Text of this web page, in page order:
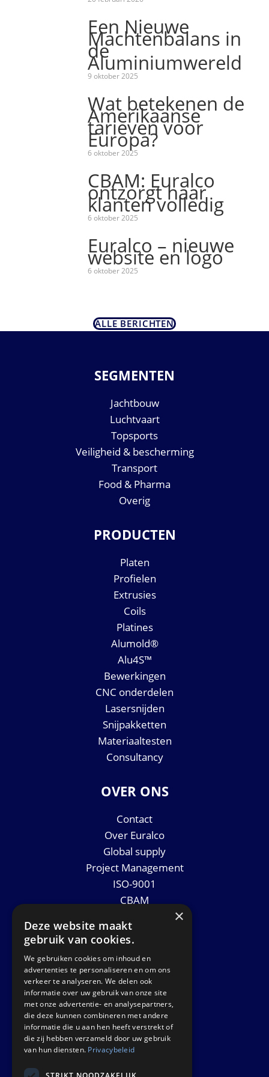
Een Nieuwe
Machtenbalans in
de
Aluminiumwereld
9 oktober 2025
Wat betekenen de
Amerikaanse
tarieven voor
Europa?
6 oktober 2025
CBAM: Euralco
ontzorgt haar
klanten volledig
6 oktober 2025
Euralco – nieuwe
website en logo
6 oktober 2025
ALLE BERICHTEN
SEGMENTEN
Jachtbouw
Luchtvaart
Topsports
Veiligheid & bescherming
Transport
Food & Pharma
Overig
PRODUCTEN
Platen
Profielen
Extrusies
Coils
Platines
Alumold®
Alu4S™
Bewerkingen
CNC onderdelen
Lasersnijden
Snijpakketten
Materiaaltesten
Consultancy
OVER ONS
Contact
Over Euralco
Global supply
Project Management
ISO-9001
CBAM
Nieuws
GET IN TOUCH
Euralco Europe B.V.
Zinkstraat 24 - E9451
4823 AD Breda
The Netherlands
×
Deze website maakt
gebruik van cookies.
We gebruiken cookies om inhoud en
advertenties te personaliseren en om ons
verkeer te analyseren. We delen ook
informatie over uw gebruik van onze site
met onze advertentie- en analysepartners,
die deze kunnen combineren met andere
informatie die u aan hen heeft verstrekt of
die zij hebben verzameld door uw gebruik
van hun diensten. Privacybeleid